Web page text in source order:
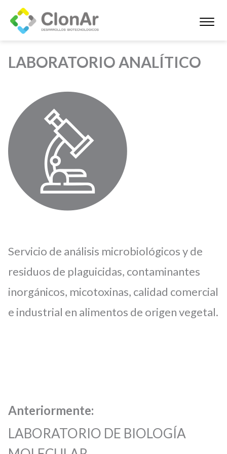
LABORATORIO ANALÍTICO
Servicio de análisis microbiológicos y de
residuos de plaguicidas, contaminantes
inorgánicos, micotoxinas, calidad comercial
e industrial en alimentos de origen vegetal.
Anteriormente:
LABORATORIO DE BIOLOGÍA